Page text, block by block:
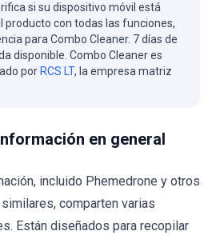
si su dispositivo móvil está
producto con todas las funciones,
para Combo Cleaner. 7 días de
disponible. Combo Cleaner es
por RCS LT, la empresa matriz
en general
incluido Phemedrone y otros
comparten varias
Están diseñados para recopilar